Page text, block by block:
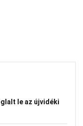
le az újvidéki